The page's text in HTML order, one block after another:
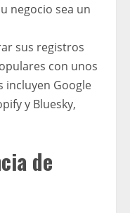
negocio sea un
sus registros
con unos
incluyen Google
y Bluesky,
de